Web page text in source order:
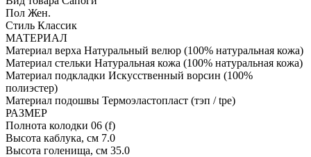
Пол Жен.
Стиль Классик
МАТЕРИАЛ
Материал верха Натуральный велюр (100% натуральная кожа)
Материал стельки Натуральная кожа (100% натуральная кожа)
Материал подкладки Искусственный ворсин (100%
полиэстер)
Материал подошвы Термоэластопласт (тэп / tpe)
РАЗМЕР
Полнота колодки 06 (f)
Высота каблука, см 7.0
Высота голенища, см 35.0